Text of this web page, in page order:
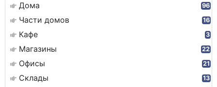
Дома 96
Части домов 16
Кафе 3
Магазины 22
Офисы 21
Склады 13